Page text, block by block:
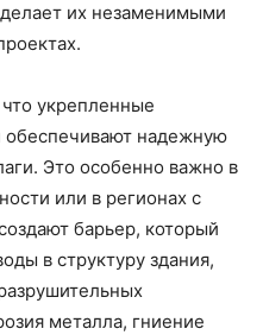
их незаменимыми
укрепленные
обеспечивают надежную
Это особенно важно в
или в регионах с
барьер, который
в структуру здания,
металла, гниение